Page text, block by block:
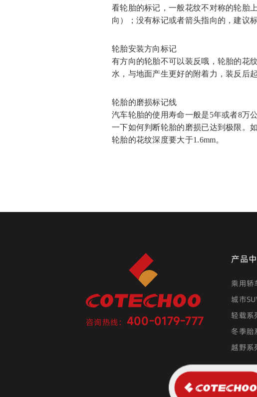
看轮胎的标记，一般花纹不对称的轮胎
向）；没有标记或者箭头指向的，建议
轮胎安装方向标记
有方向的轮胎不可以装反哦，轮胎的花
水，与地面产生更好的附着力，装反后
轮胎的磨损标记线
汽车轮胎的使用寿命一般是5年或者8万
一下如何判断轮胎的磨损已达到极限。
轮胎的花纹深度要大于1.6mm。
咨询热线： 400-0179-777
产品
乘用轿
城市
轻载系
冬季胎
越野系